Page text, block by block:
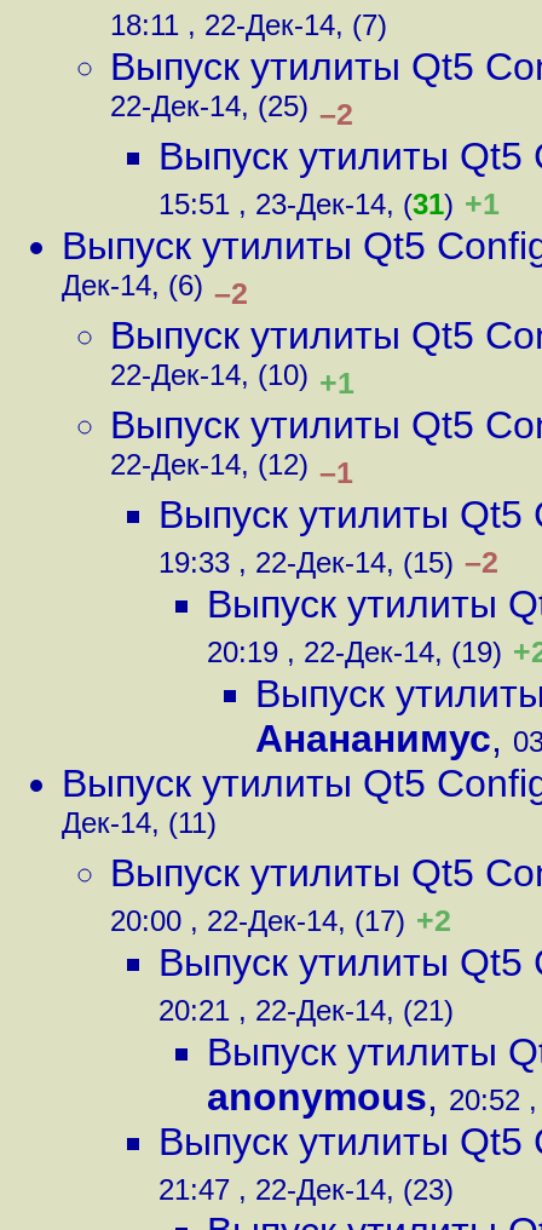
18:11 , 22-Дек-14, (7)
Выпуск утилиты Qt5
22-Дек-14, (25) –2
Выпуск утилиты
15:51 , 23-Дек-14, (31) +1
Выпуск утилиты Qt5
Дек-14, (6) –2
Выпуск утилиты Qt5
22-Дек-14, (10) +1
Выпуск утилиты Qt5
22-Дек-14, (12) –1
Выпуск утилиты
19:33 , 22-Дек-14, (15) –2
Выпуск утилиты
20:19 , 22-Дек-14, (19)
Выпуск
Анананимус,
Выпуск утилиты Qt5
Дек-14, (11)
Выпуск утилиты Qt5
20:00 , 22-Дек-14, (17) +2
Выпуск утилиты
20:21 , 22-Дек-14, (21)
Выпуск утилиты
anonymous, 20:52
Выпуск утилиты
21:47 , 22-Дек-14, (23)